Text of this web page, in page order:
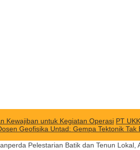
Kewajiban untuk Kegiatan Operasi PT
Geofisika Untad: Gempa Tektonik
Pelestarian Batik dan Tenun